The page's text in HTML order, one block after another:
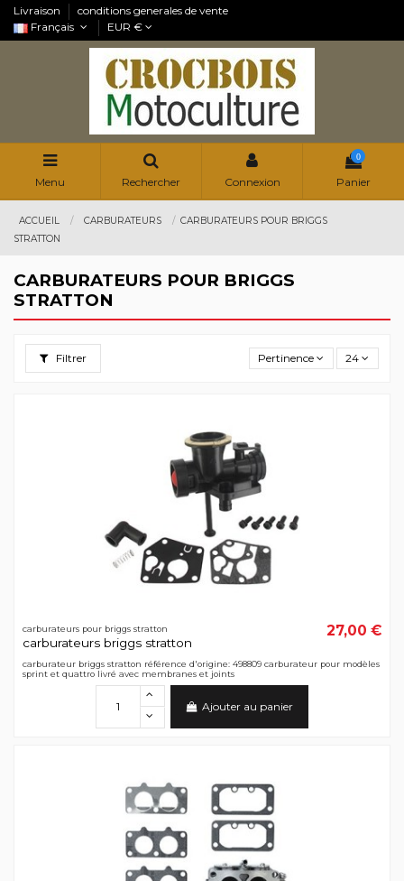
Livraison
conditions generales de vente
Français
EUR €
Menu Rechercher Connexion
0
Panier
ACCUEIL CARBURATEURS
CARBURATEURS POUR BRIGGS
STRATTON
CARBURATEURS POUR BRIGGS
STRATTON
Filtrer Pertinence 24
carburateurs pour briggs stratton
carburateurs briggs stratton
27,00 €
carburateur briggs stratton référence d'origine: 498809 carburateur pour modèles
sprint et quattro livré avec membranes et joints
Ajouter au panier